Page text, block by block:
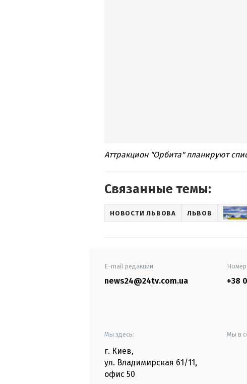
Аттракцион "Орбита" планируют
Связанные темы:
НОВОСТИ ЛЬВОВА ЛЬВОВ
E-mail редакции
news24@24tv.com.ua +38
Мы здесь:
г. Киев,
ул. Владимирская 61/11,
офис 50
Мы в